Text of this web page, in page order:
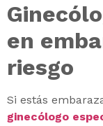
en
riesgo
Si estás
ginecólogo